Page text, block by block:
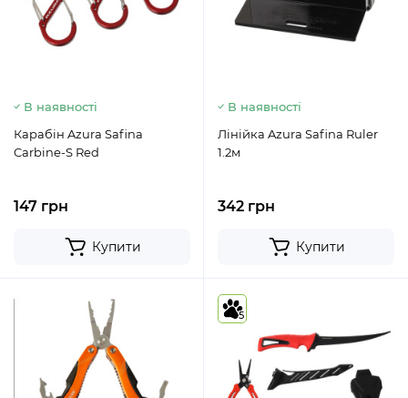
В наявності
Карабін Azura Safina
Carbine-S Red
147 грн
Купити
В наявності
Лінійка Azura Safina Ruler
1.2м
342 грн
Купити
5